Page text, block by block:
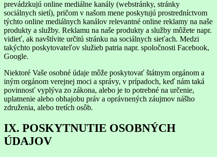
prevádzkujú online mediálne kanály (webstránky, stránky
sociálnych sietí), pričom v našom mene poskytujú prostredníctvom
týchto online mediálnych kanálov relevantné online reklamy na naše
produkty a služby. Reklamu na naše produkty a služby môžete napr.
vidieť, ak navštívite určitú stránku na sociálnych sieťach. Medzi
takýchto poskytovateľov služieb patria napr. spoločnosti Facebook,
Google.
Niektoré Vaše osobné údaje môže poskytovať štátnym orgánom a
iným orgánom verejnej moci a správy, v prípadoch, keď nám taká
povinnosť vyplýva zo zákona, alebo je to potrebné na určenie,
uplatnenie alebo obhajobu práv a oprávnených záujmov nášho
združenia, alebo tretích osôb.
IX. POSKYTNUTIE OSOBNÝCH
ÚDAJOV